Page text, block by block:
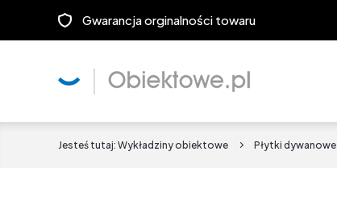
Gwarancja orginalności towaru
Jesteś tutaj: Wykładziny obiektowe Płytki dywanowe